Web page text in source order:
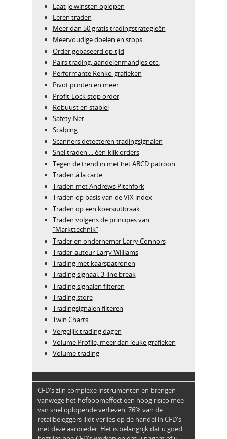
Laat je winsten oplopen
Leren traden
Meer dan 50 gratis tradingstrategieën
Meervoudige doelen en stops
Order gebaseerd op tijd
Pairs trading, aandelenmandjes etc.
Performante Renko-grafieken
Pivot punten en meer
Profit-Lock stop order
Robuust en stabiel
Safety Net
Scalping
Scanners detecteren tradingsignalen
Snel traden ... één-klik orders
Tegen de trend in met het ABCD patroon
Traden à la carte
Traden met Andrews Pitchfork
Traden op basis van de VIX index
Traden op een koersuitbraak
Traden volgens de principes van
“Markttechnik”
Trader en ondernemer Larry Connors
Trader-auteur Larry Williams
Trading met kaarspatronen
Trading signaal: 3-line break
Trading signalen filteren
Trading store
Tradingsignalen filteren
Twin Charts
Vergelijk trading dagen
Volume Profile, meer dan leuke grafieken
Volume trading
CFD's zijn complexe instrumenten en brengen
vanwege het hefboomeffect een hoog risico mee
van snel oplopende verliezen. 76% van de
retailbeleggers lijdt verlies op de handel in CFD's
met deze aanbieder. Het is belangrijk dat u goed